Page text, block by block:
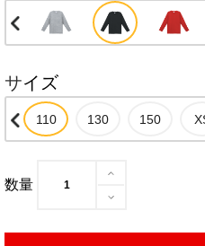
サイズ
数量